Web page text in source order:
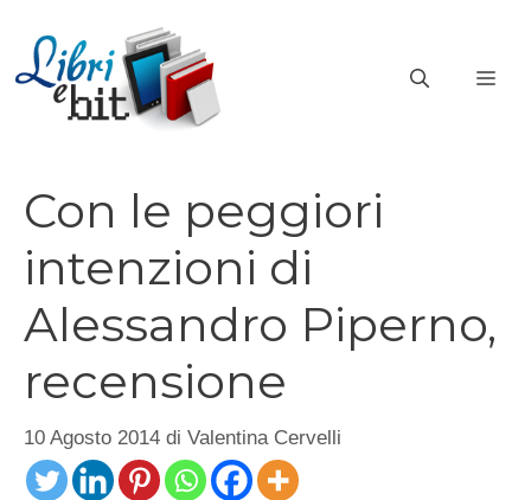
contenuto
Con le peggiori
intenzioni di
Alessandro Piperno,
recensione
10 Agosto 2014 di Valentina Cervelli